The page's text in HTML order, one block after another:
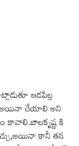
ఆడపిల్ల
అయినా చేయాలి అని
కావాలి.బాలకృష్ణ కి
కానీ తన